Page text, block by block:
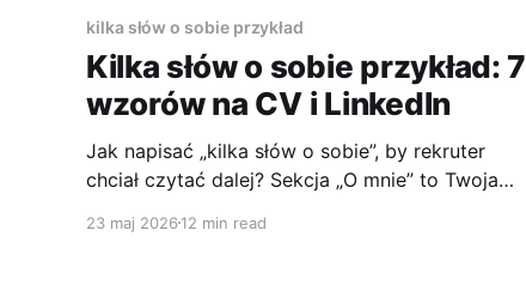
kilka słów o sobie przykład
Kilka słów o sobie przykład: 7
wzorów na CV i LinkedIn
Jak napisać „kilka słów o sobie”, by rekruter
chciał czytać dalej? Sekcja „O mnie” to Twoja
przykuć uwagę rekrutera. Dobrze napisana,
23 maj 2026 12 min read